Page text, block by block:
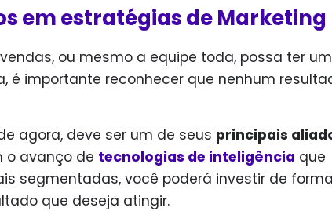
em estratégias de Marketing
ou mesmo a equipe toda, possa ter um
é importante reconhecer que nenhum
agora, deve ser um de seus principais
o avanço de tecnologias de inteligência que
segmentadas, você poderá investir de forma
que deseja atingir.